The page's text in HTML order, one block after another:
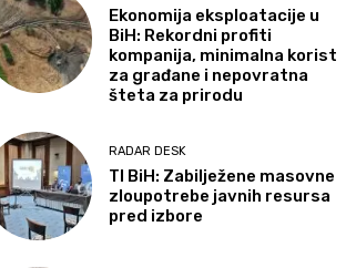
Ekonomija eksploatacije u
BiH: Rekordni profiti
kompanija, minimalna korist
za građane i nepovratna
šteta za prirodu
RADAR DESK
TI BiH: Zabilježene masovne
zloupotrebe javnih resursa
pred izbore